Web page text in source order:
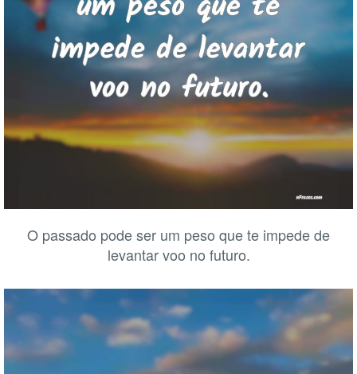
O passado pode ser um peso que te impede de
levantar voo no futuro.